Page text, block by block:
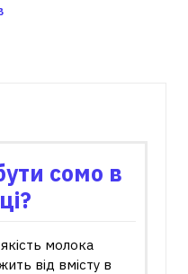
сомо в
молока
від вмісту в